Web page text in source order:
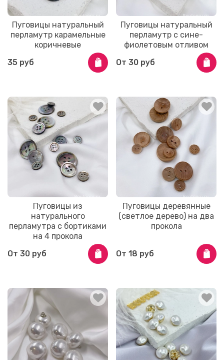
Пуговицы натуральный
перламутр карамельные
коричневые
35 руб
Пуговицы натуральный
перламутр с сине-
фиолетовым отливом
От 30 руб
Пуговицы из
натурального
перламутра с бортиками
на 4 прокола
От 30 руб
Пуговицы деревянные
(светлое дерево) на два
прокола
От 18 руб